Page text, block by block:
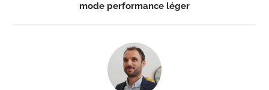
mode performance léger